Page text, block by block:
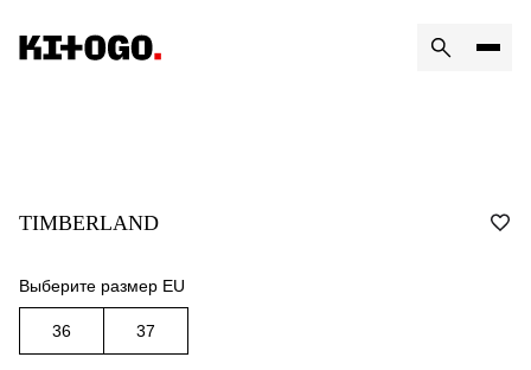
TIMBERLAND
Выберите размер EU
36 37